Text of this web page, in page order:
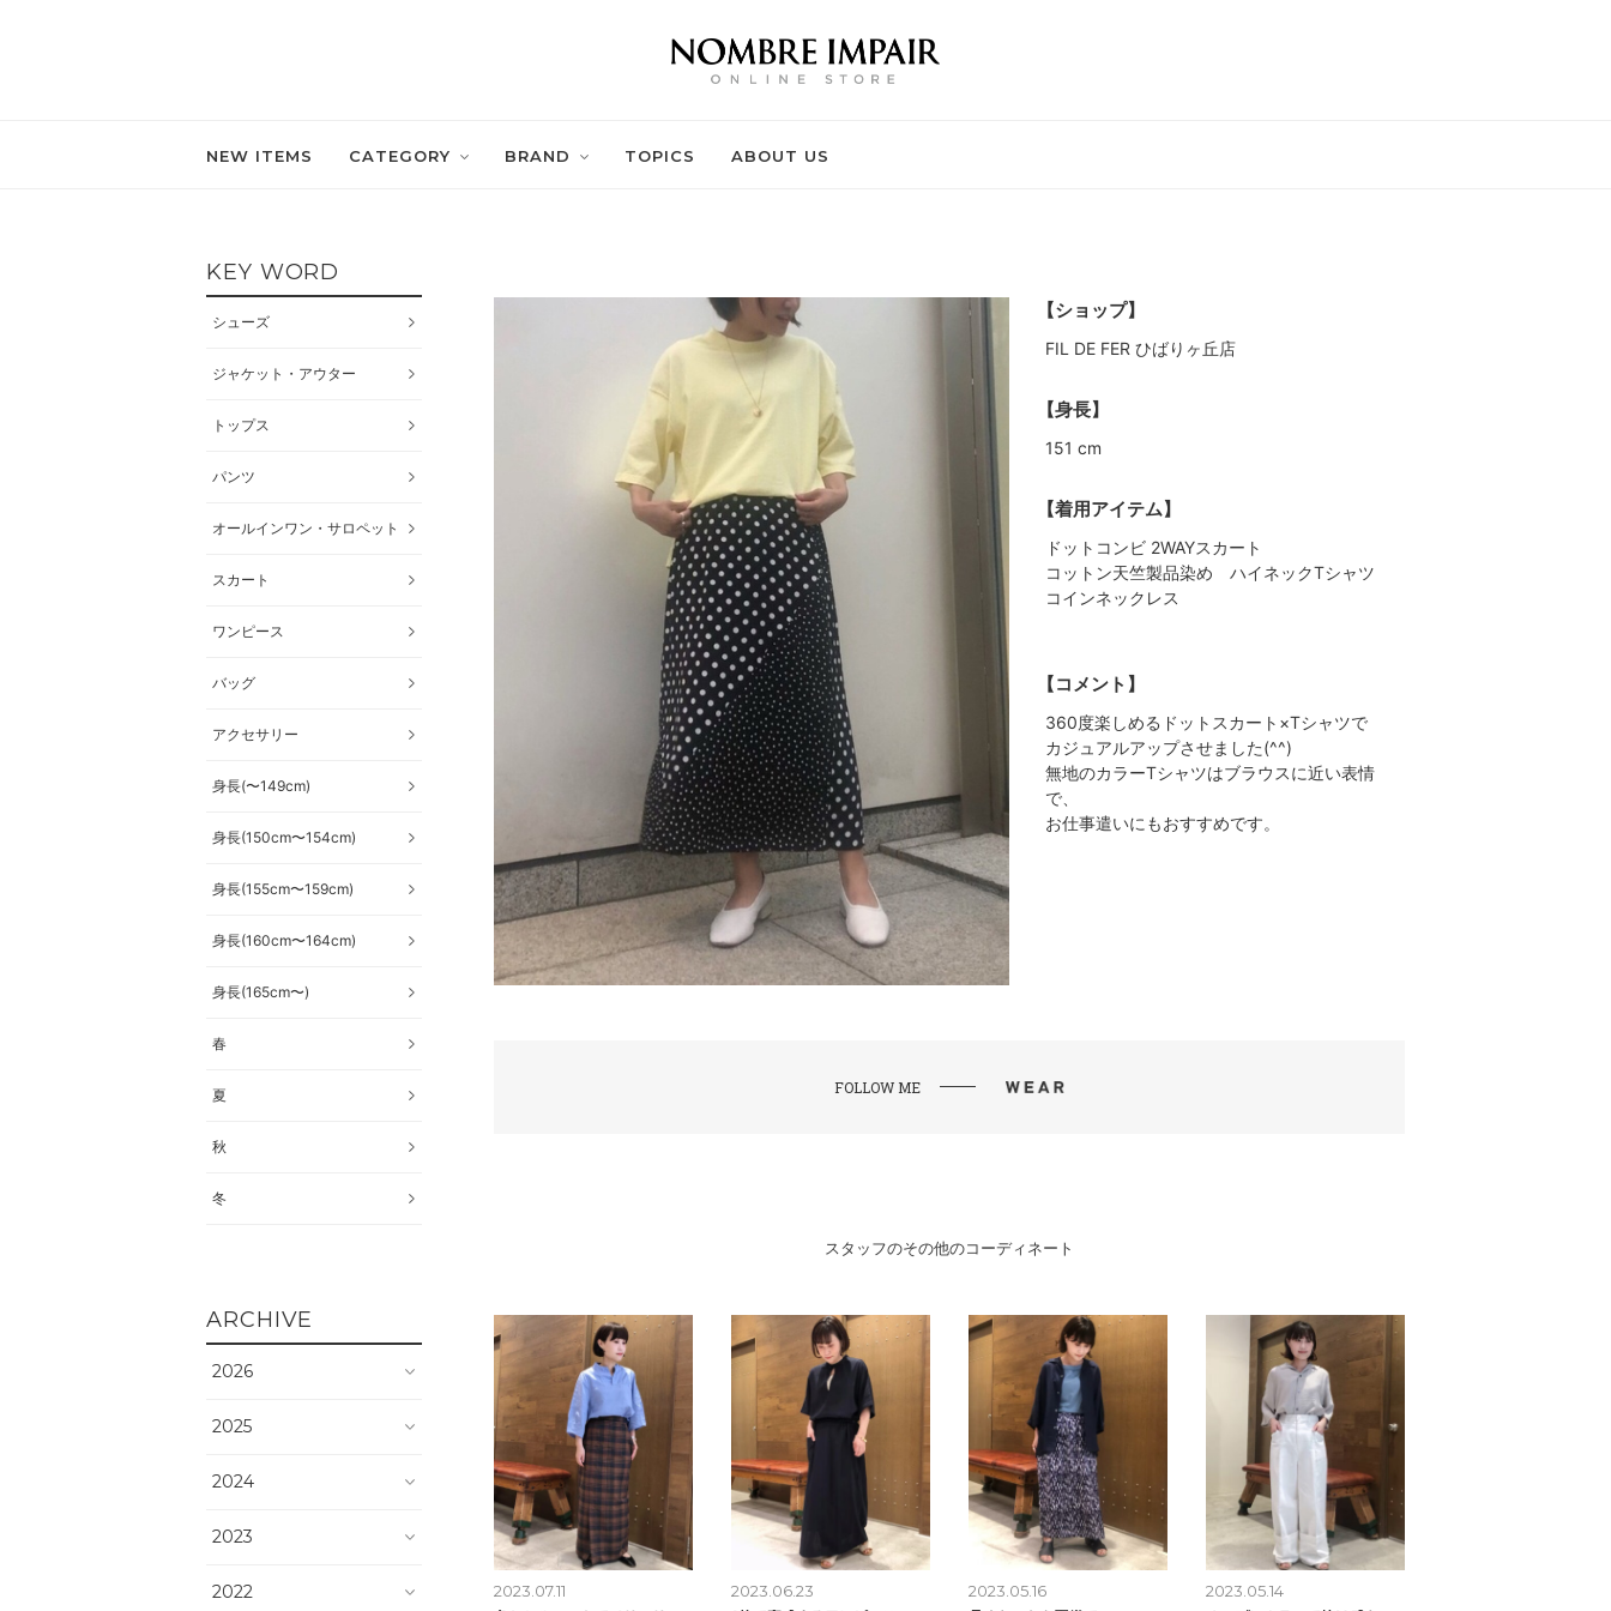
NEW ITEMS CATEGORY BRAND TOPICS ABOUT US
【ショップ】
FIL DE FER ひばりヶ丘店
【身長】
151 cm
【着用アイテム】
ドットコンビ 2WAYスカート
コットン天竺製品染め ハイネックTシャツ
コインネックレス
【コメント】
360度楽しめるドットスカート×Tシャツで
カジュアルアップさせました(^^)
無地のカラーTシャツはブラウスに近い表情
で、
お仕事遣いにもおすすめです。
FOLLOW ME
スタッフのその他のコーディネート
2023.07.11 2023.06.23 2023.05.16 2023.05.14
KEY WORD
シューズ
ジャケット・アウター
トップス
パンツ
オールインワン・サロペット
スカート
ワンピース
バッグ
アクセサリー
身長(〜149cm)
身長(150cm〜154cm)
身長(155cm〜159cm)
身長(160cm〜164cm)
身長(165cm〜)
春
夏
秋
冬
ARCHIVE
2026
2025
2024
2023
2022